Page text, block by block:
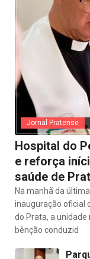
Jornal Pratense
Hospital do
e reforça
saúde de
Na manhã da
inauguração oficial
do Prata, a
bênção conduzid